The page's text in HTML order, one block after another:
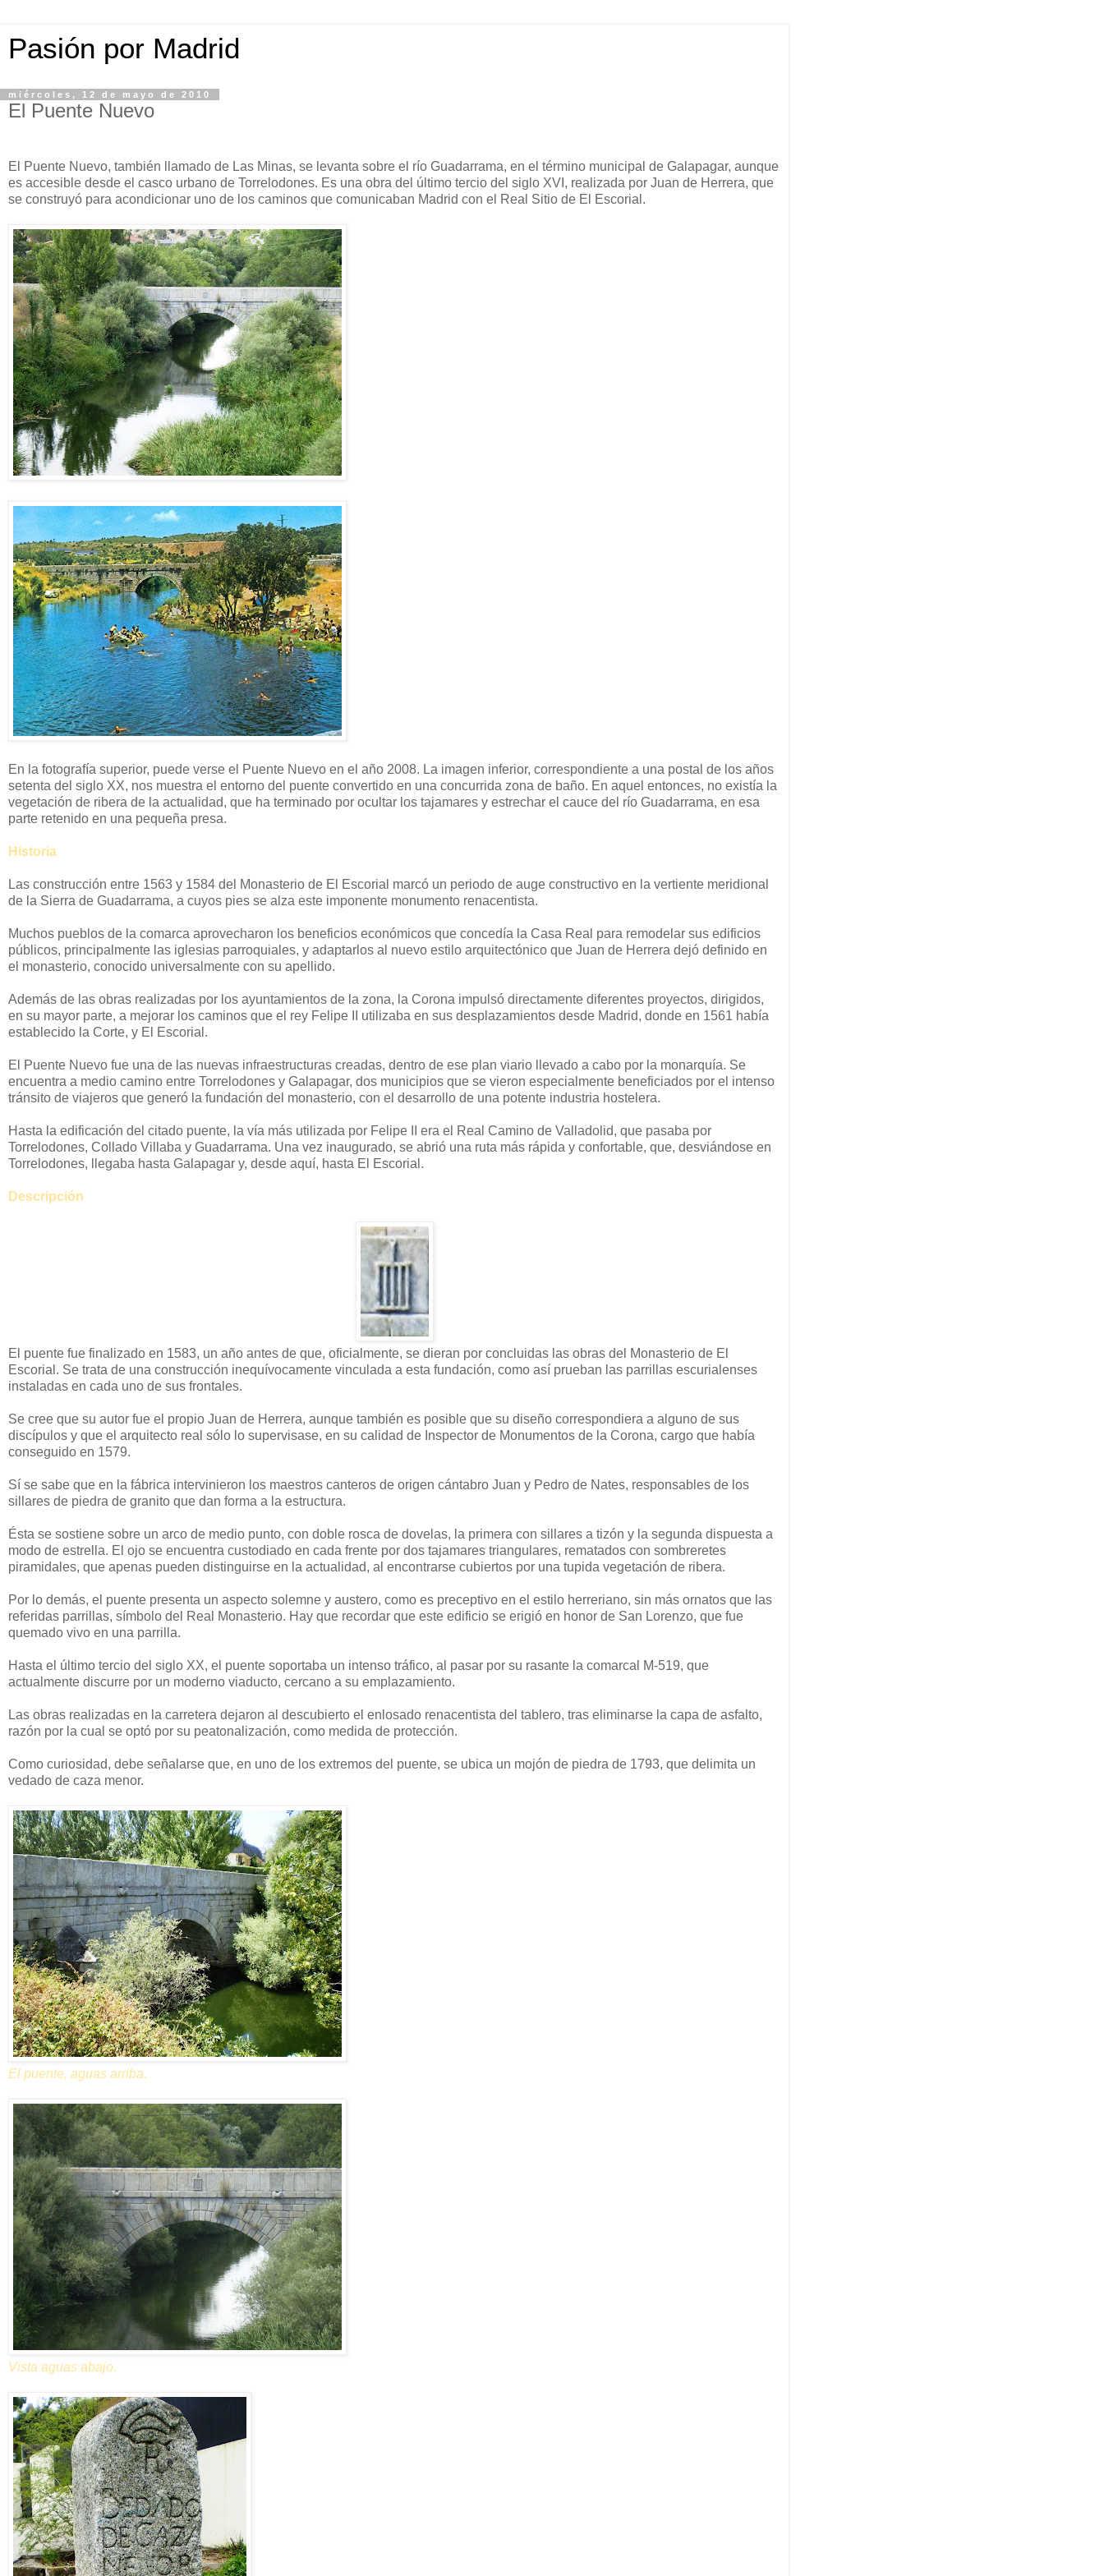
Pasión por Madrid
miércoles, 12 de mayo de 2010
El Puente Nuevo
El Puente Nuevo, también llamado de Las Minas, se levanta sobre el río Guadarrama, en el término municipal de Galapagar, aunque
es accesible desde el casco urbano de Torrelodones. Es una obra del último tercio del siglo XVI, realizada por Juan de Herrera, que
se construyó para acondicionar uno de los caminos que comunicaban Madrid con el Real Sitio de El Escorial.
En la fotografía superior, puede verse el Puente Nuevo en el año 2008. La imagen inferior, correspondiente a una postal de los años
setenta del siglo XX, nos muestra el entorno del puente convertido en una concurrida zona de baño. En aquel entonces, no existía la
vegetación de ribera de la actualidad, que ha terminado por ocultar los tajamares y estrechar el cauce del río Guadarrama, en esa
parte retenido en una pequeña presa.
Historia
Las construcción entre 1563 y 1584 del Monasterio de El Escorial marcó un periodo de auge constructivo en la vertiente meridional
de la Sierra de Guadarrama, a cuyos pies se alza este imponente monumento renacentista.
Muchos pueblos de la comarca aprovecharon los beneficios económicos que concedía la Casa Real para remodelar sus edificios
públicos, principalmente las iglesias parroquiales, y adaptarlos al nuevo estilo arquitectónico que Juan de Herrera dejó definido en
el monasterio, conocido universalmente con su apellido.
Además de las obras realizadas por los ayuntamientos de la zona, la Corona impulsó directamente diferentes proyectos, dirigidos,
en su mayor parte, a mejorar los caminos que el rey Felipe II utilizaba en sus desplazamientos desde Madrid, donde en 1561 había
establecido la Corte, y El Escorial.
El Puente Nuevo fue una de las nuevas infraestructuras creadas, dentro de ese plan viario llevado a cabo por la monarquía. Se
encuentra a medio camino entre Torrelodones y Galapagar, dos municipios que se vieron especialmente beneficiados por el intenso
tránsito de viajeros que generó la fundación del monasterio, con el desarrollo de una potente industria hostelera.
Hasta la edificación del citado puente, la vía más utilizada por Felipe II era el Real Camino de Valladolid, que pasaba por
Torrelodones, Collado Villaba y Guadarrama. Una vez inaugurado, se abrió una ruta más rápida y confortable, que, desviándose en
Torrelodones, llegaba hasta Galapagar y, desde aquí, hasta El Escorial.
Descripción
El puente fue finalizado en 1583, un año antes de que, oficialmente, se dieran por concluidas las obras del Monasterio de El
Escorial. Se trata de una construcción inequívocamente vinculada a esta fundación, como así prueban las parrillas escurialenses
instaladas en cada uno de sus frontales.
Se cree que su autor fue el propio Juan de Herrera, aunque también es posible que su diseño correspondiera a alguno de sus
discípulos y que el arquitecto real sólo lo supervisase, en su calidad de Inspector de Monumentos de la Corona, cargo que había
conseguido en 1579.
Sí se sabe que en la fábrica intervinieron los maestros canteros de origen cántabro Juan y Pedro de Nates, responsables de los
sillares de piedra de granito que dan forma a la estructura.
Ésta se sostiene sobre un arco de medio punto, con doble rosca de dovelas, la primera con sillares a tizón y la segunda dispuesta a
modo de estrella. El ojo se encuentra custodiado en cada frente por dos tajamares triangulares, rematados con sombreretes
piramidales, que apenas pueden distinguirse en la actualidad, al encontrarse cubiertos por una tupida vegetación de ribera.
Por lo demás, el puente presenta un aspecto solemne y austero, como es preceptivo en el estilo herreriano, sin más ornatos que las
referidas parrillas, símbolo del Real Monasterio. Hay que recordar que este edificio se erigió en honor de San Lorenzo, que fue
quemado vivo en una parrilla.
Hasta el último tercio del siglo XX, el puente soportaba un intenso tráfico, al pasar por su rasante la comarcal M-519, que
actualmente discurre por un moderno viaducto, cercano a su emplazamiento.
Las obras realizadas en la carretera dejaron al descubierto el enlosado renacentista del tablero, tras eliminarse la capa de asfalto,
razón por la cual se optó por su peatonalización, como medida de protección.
Como curiosidad, debe señalarse que, en uno de los extremos del puente, se ubica un mojón de piedra de 1793, que delimita un
vedado de caza menor.
El puente, aguas arriba.
Vista aguas abajo.